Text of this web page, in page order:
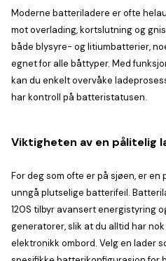
Moderne batteriladere er ofte
mot overlading, kortslutning og
både blysyre- og litiumbatterier,
egnet for alle båttyper. Med
kan du enkelt overvåke
har kontroll på batteristatusen.
Viktigheten av en pålitelig
For deg som ofte er på sjøen, er
unngå plutselige batterifeil.
120S tilbyr avansert energistyring
generatorer, slik at du alltid har
elektronikk ombord. Velg en lader